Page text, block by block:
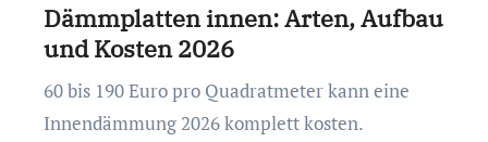
Dämmplatten innen: Arten, Aufbau
und Kosten 2026
60 bis 190 Euro pro Quadratmeter kann eine
Innendämmung 2026 komplett kosten.